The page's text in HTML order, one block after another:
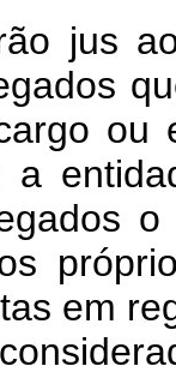
ao
ou
em